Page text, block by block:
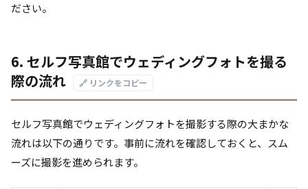
ださい。
6. セルフ写真館でウェディングフォトを撮る
際の流れ
🔗 リンクをコピー
セルフ写真館でウェディングフォトを撮影する際の大まかな
流れは以下の通りです。事前に流れを確認しておくと、スム
ーズに撮影を進められます。